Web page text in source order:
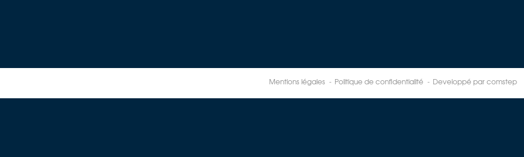
Mentions légales Politique de confidentialité Developpé par comstep